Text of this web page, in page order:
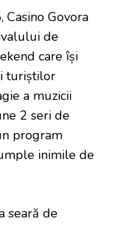
Govora
de
care își
turiștilor
a muzicii
2 seri de
program
inimile de
seară de